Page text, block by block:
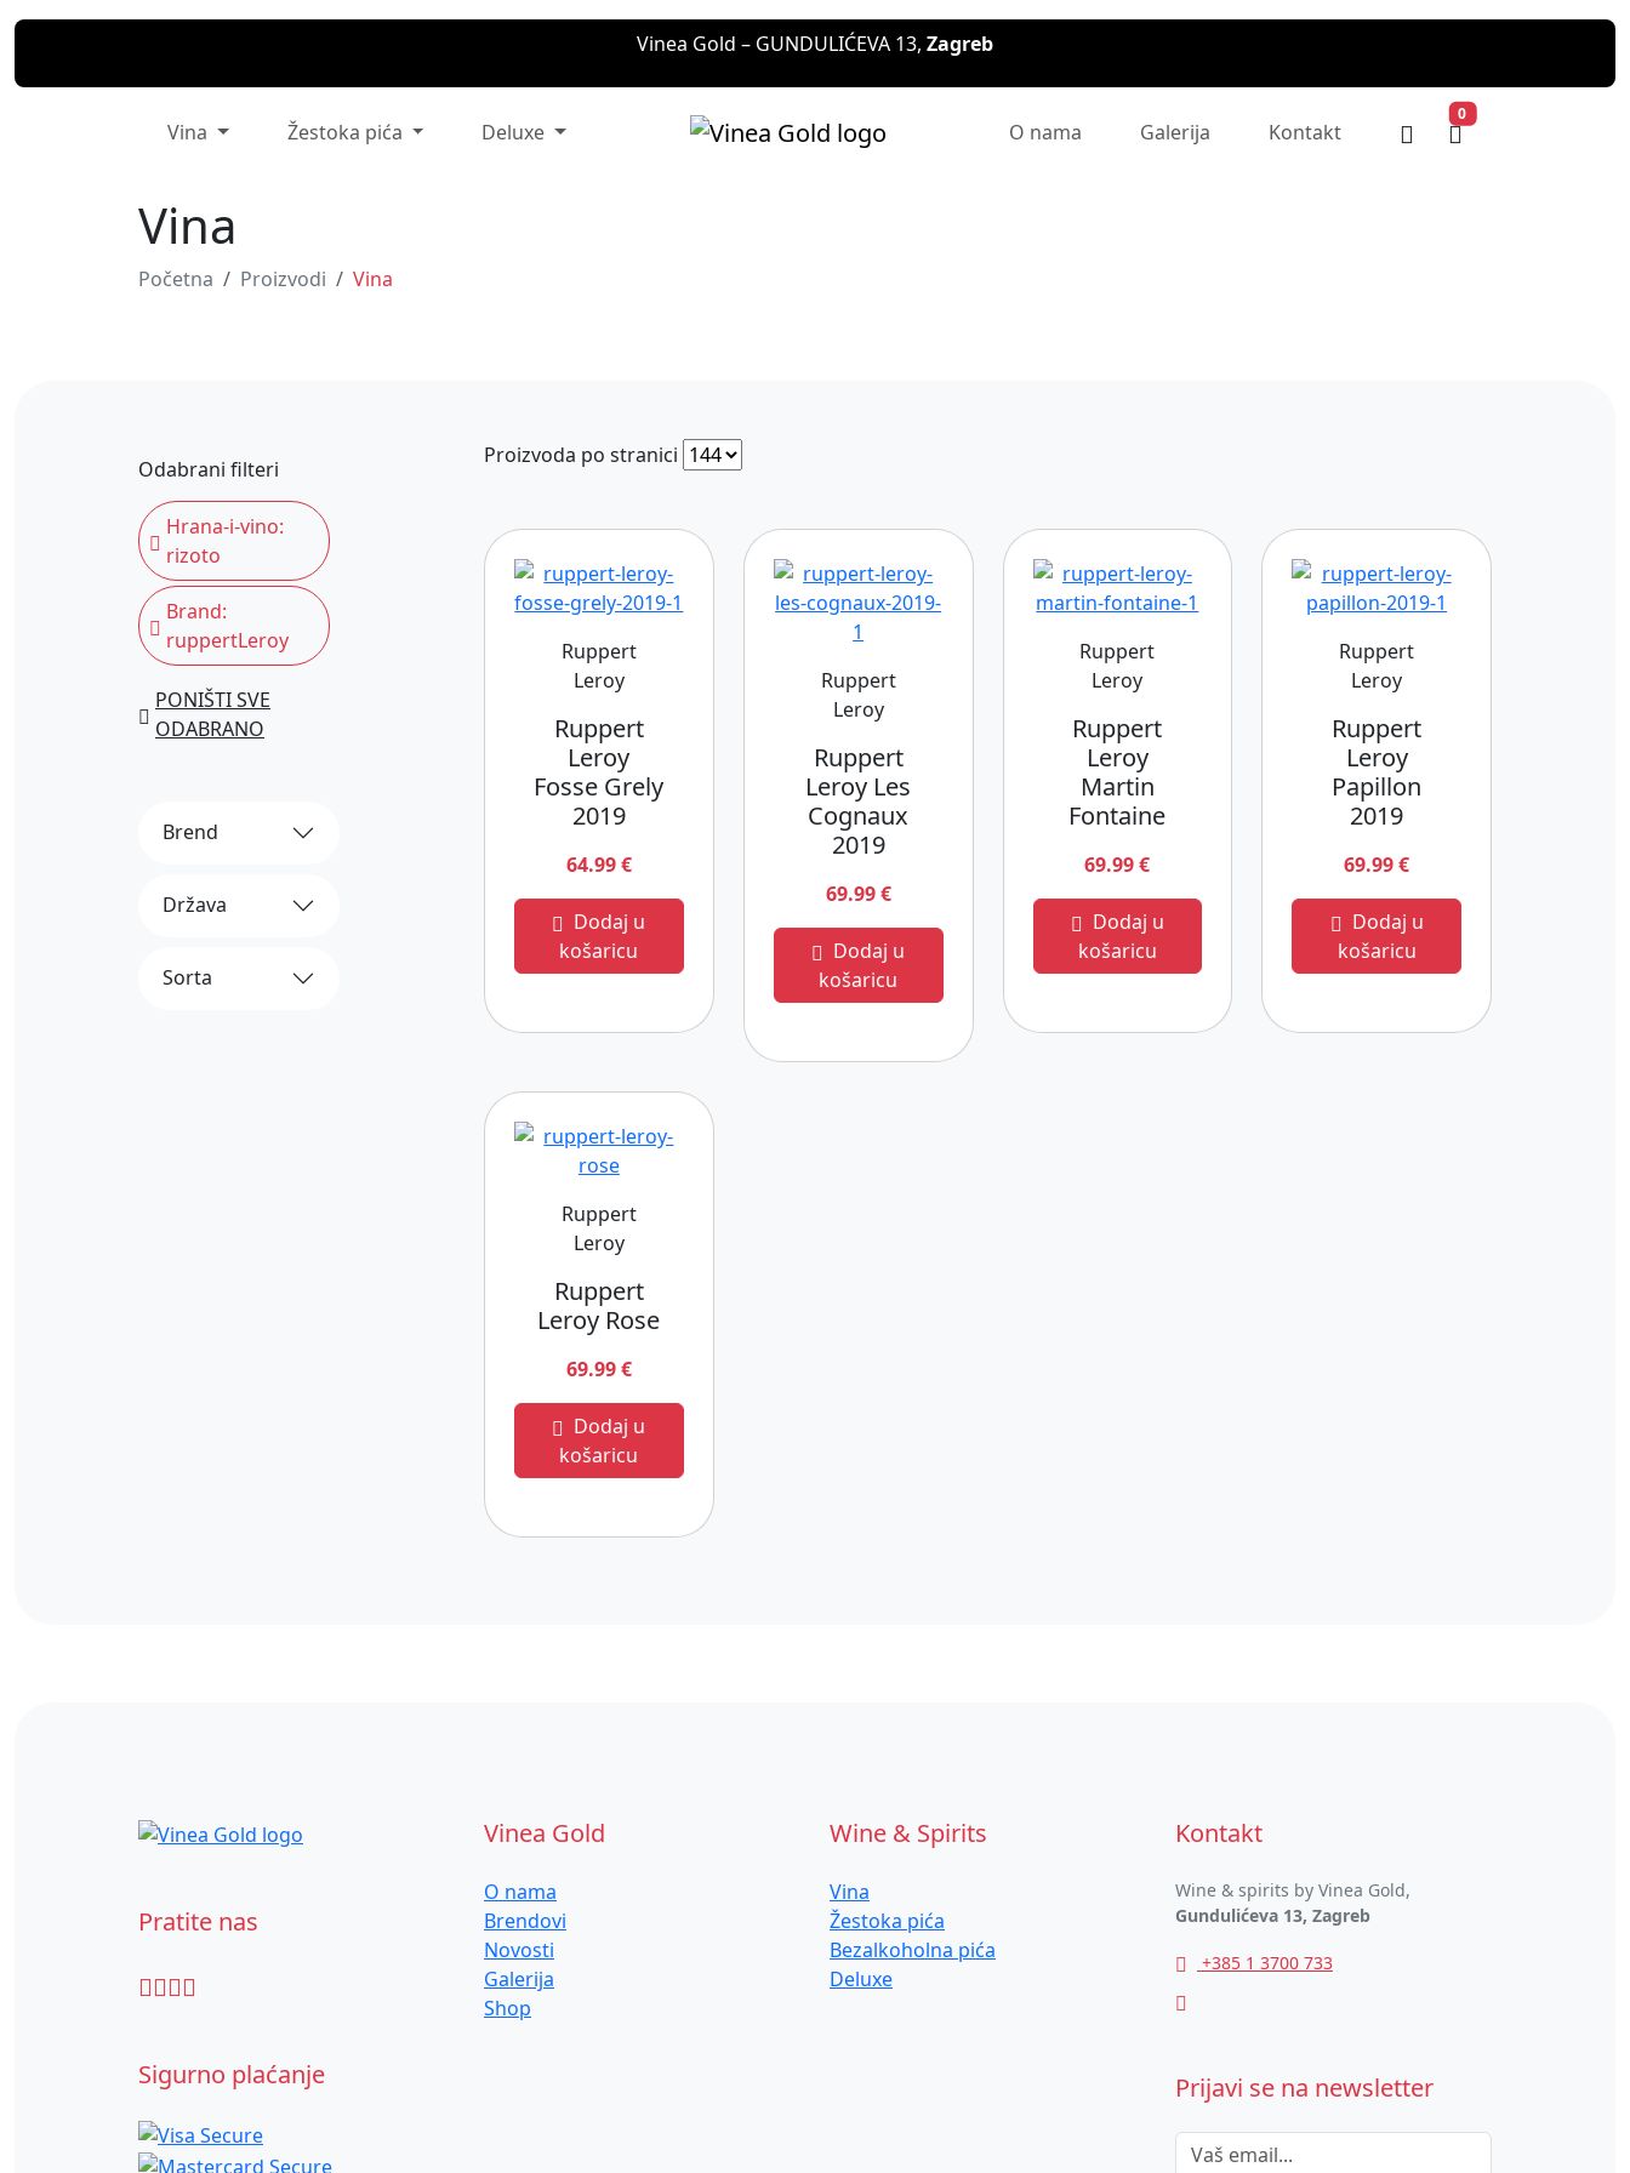
Vinea Gold – GUNDULIĆEVA 13, Zagreb
Vina Žestoka pića Deluxe O nama Galerija Kontakt
0
Vina
Početna Proizvodi Vina
Odabrani filteri
Hrana-i-vino:
rizoto
Brand:
ruppertLeroy
PONIŠTI SVE
ODABRANO
Brend
Država
Sorta
Proizvoda po stranici
Ruppert
Leroy
Ruppert
Leroy
Fosse Grely
2019
64.99 €
Dodaj u
košaricu
Ruppert
Leroy
Ruppert
Leroy Les
Cognaux
2019
69.99 €
Dodaj u
košaricu
Ruppert
Leroy
Ruppert
Leroy
Martin
Fontaine
69.99 €
Dodaj u
košaricu
Ruppert
Leroy
Ruppert
Leroy
Papillon
2019
69.99 €
Dodaj u
košaricu
Ruppert
Leroy
Ruppert
Leroy Rose
69.99 €
Dodaj u
košaricu
Pratite nas
Sigurno plaćanje
Vinea Gold
O nama
Brendovi
Novosti
Galerija
Shop
Wine & Spirits
Vina
Žestoka pića
Bezalkoholna pića
Deluxe
Kontakt
Wine & spirits by Vinea Gold,
Gundulićeva 13, Zagreb
+385 1 3700 733
Prijavi se na newsletter